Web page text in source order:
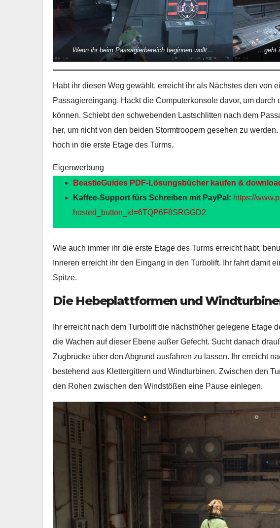
Wenn ihr beim Passagierbereich beginnen wollt… …geht
Habt ihr diesen Weg gewählt, erreicht ihr als Nächstes den von
Passagiereingang. Hackt die Computerkonsole davor, um
können. Schiebt den schwebenden Lastschlitten nach dem
her, um nicht von den beiden Stormtroopern gesehen zu
hoch in die erste Etage des Turms.
Eigenwerbung
BeastieGuides PDF-Lösungsbücher kaufen &
Kaffee-Support fürs Schreiben mit PayPal: https://
hosted_button_id=6TQP6F8SRGGD2
Wie auch immer ihr die erste Etage des Turms erreicht habt,
Inneren erreicht ihr den Eingang in den Turbolift. Ihr fahrt damit
Spitze.
Die Hebeplattformen und
Ihr erreicht nach dem Turbolift die nächsthöher gelegene Etage
die Wachen auf dieser Ebene außer Gefecht. Sucht danach
Zugbrücke über den Abgrund ausfahren zu lassen. Ihr erreicht
bestehend aus Klettergittern und Windturbinen. Zwischen den
den Rohen zwischen den Windstößen eine Pause einlegen.